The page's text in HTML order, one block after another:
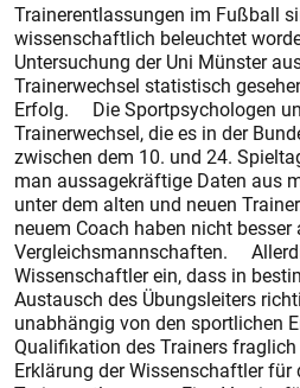
Trainerentlassungen im Fußball
wissenschaftlich beleuchtet
Untersuchung der Uni Münster
Trainerwechsel statistisch
Erfolg. Die Sportpsychologen
Trainerwechsel, die es in der
zwischen dem 10. und 24.
man aussagekräftige Daten aus
unter dem alten und neuen
neuem Coach haben nicht
Vergleichsmannschaften.
Wissenschaftler ein, dass in
Austausch des Übungsleiters
unabhängig von den sportlichen
Qualifikation des Trainers
Erklärung der Wissenschaftler